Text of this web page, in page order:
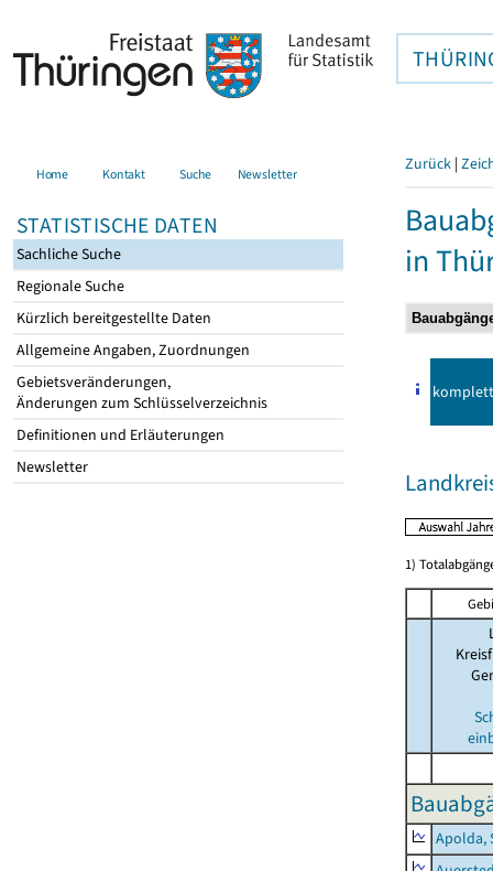
Home Kontakt Suche Newsletter
STATISTISCHE DATEN
Sachliche Suche
Regionale Suche
Kürzlich bereitgestellte Daten
Allgemeine Angaben, Zuordnungen
Gebietsveränderungen,
Änderungen zum Schlüsselverzeichnis
Definitionen und Erläuterungen
Newsletter
Zurück |
in
komplett
1)
Apolda,